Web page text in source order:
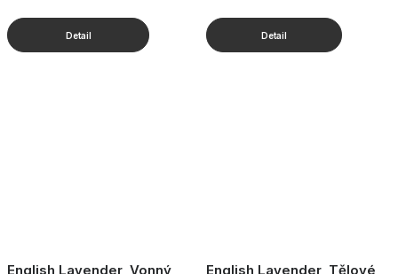
English Lavender, Vonný
English Lavender, Tělové